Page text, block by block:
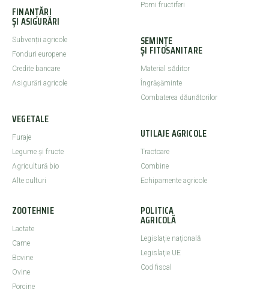
FINANȚĂRI
ȘI ASIGURĂRI
Subvenții agricole
Fonduri europene
Credite bancare
Asigurări agricole
VEGETALE
Furaje
Legume şi fructe
Agricultură bio
Alte culturi
Pomi fructiferi
SEMINȚE
ȘI FITOSANITARE
Material săditor
Îngrășăminte
Combaterea dăunătorilor
UTILAJE AGRICOLE
Tractoare
Combine
Echipamente agricole
ZOOTEHNIE
Lactate
Carne
Bovine
Ovine
Porcine
POLITICA
AGRICOLĂ
Legislaţie naţională
Legislaţie UE
Cod fiscal